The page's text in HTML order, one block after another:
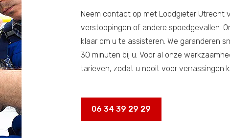
Neem contact op met Loodgieter Utrecht
verstoppingen of andere spoedgevallen.
klaar om u te assisteren. We garanderen
30 minuten bij u. Voor al onze
tarieven, zodat u nooit voor verrassingen
06 34 39 29 29